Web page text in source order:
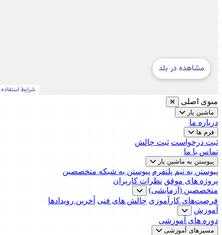
منوی اصلی
ماشین یار
درباره ما
فرم ها
ثبت درخواست ثبت چالش
تماس با ما
پیوستن به ماشین یار
پیوستن به تیم پلتفرم پیوستن به شبکه متخصصین
پروژه های موفق نظرات کاربران
متخصصین (آزمایشی)
فرصت‌های کارآموزی چالش های فنی آخرین رویدادها
آموزش
دوره های آموزشی
مسیرهای آموزشی